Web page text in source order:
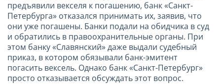
предъявили векселя к погашению, банк «Санкт-
Петербурга» отказался принимать их, заявив, что
они уже погашены. Банки подали на обидчика в суд
и обратились в правоохранительные органы. При
этом банку «Славянский» даже выдали судебный
приказ, в котором обязывали банк-эмитент
погасить вексель. Однако банк «Санкт-Петербург»
просто отказывается обсуждать этот вопрос.